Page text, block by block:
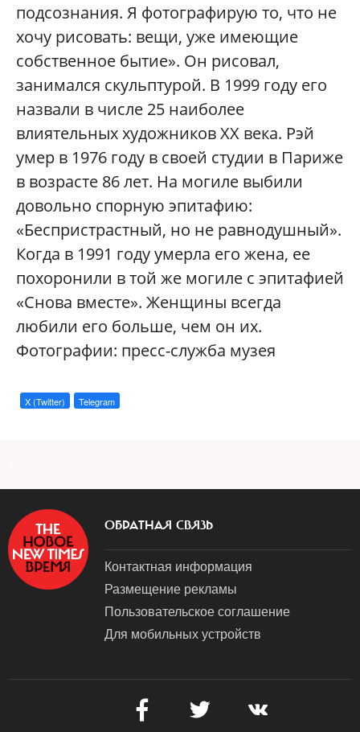
подсознания. Я фотографирую то, что не
хочу рисовать: вещи, уже имеющие
собственное бытие». Он рисовал,
занимался скульптурой. В 1999 году его
назвали в числе 25 наиболее
влиятельных художников ХХ века. Рэй
умер в 1976 году в своей студии в Париже
в возрасте 86 лет. На могиле выбили
довольно спорную эпитафию:
«Беспристрастный, но не равнодушный».
Когда в 1991 году умерла его жена, ее
похоронили в той же могиле с эпитафией
«Снова вместе». Женщины всегда
любили его больше, чем он их.
Фотографии: пресс-служба музея
X (Twitter) Telegram
ОБРАТНАЯ СВЯЗЬ
Контактная информация
Размещение рекламы
Пользовательское соглашение
Для мобильных устройств